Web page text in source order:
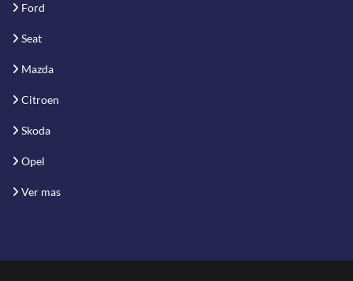
Ford
Seat
Mazda
Citroen
Skoda
Opel
Ver mas